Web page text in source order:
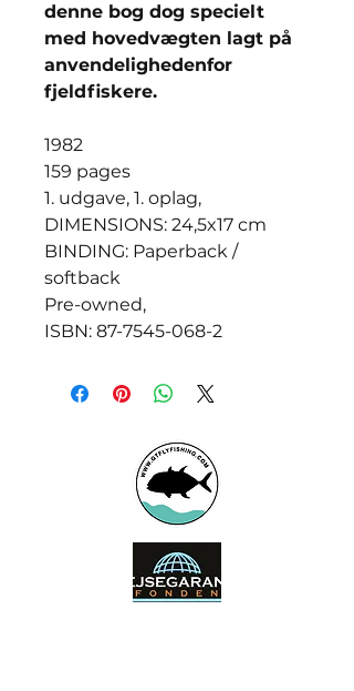
denne bog dog specielt
med hovedvægten lagt på
anvendelighedenfor
fjeldfiskere.
1982
159 pages
1. udgave, 1. oplag,
DIMENSIONS: 24,5x17 cm
BINDING: Paperback /
softback
Pre-owned,
ISBN: 87-7545-068-2